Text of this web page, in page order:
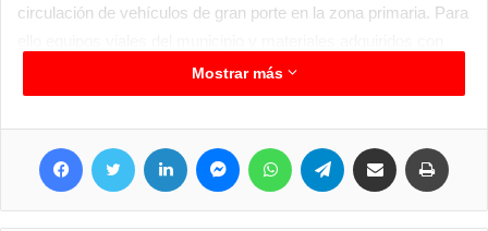
circulación de vehículos de gran porte en la zona primaria. Para
recursos genuinos son utilizados, lo que permitieron que se
pudiera finalizar la reparación de forma rápida y el lugar vuelva
a estar operativo y avancen las labores habituales del lugar.
Mostrar más